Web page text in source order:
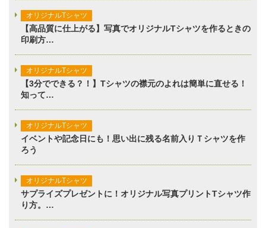
オリジナルTシャツ
【高品質に仕上がる】写真でオリジナルTシャツを作るときの
印刷方…
オリジナルTシャツ
【3分でできる？！】Tシャツの襟元のよれは簡単に直せる！
知って…
オリジナルTシャツ
イベントや記念日にも！思い出に残る名前入りＴシャツを作
ろう
オリジナルTシャツ
サプライズプレゼントに！オリジナル写真プリントTシャツ作
り方。…